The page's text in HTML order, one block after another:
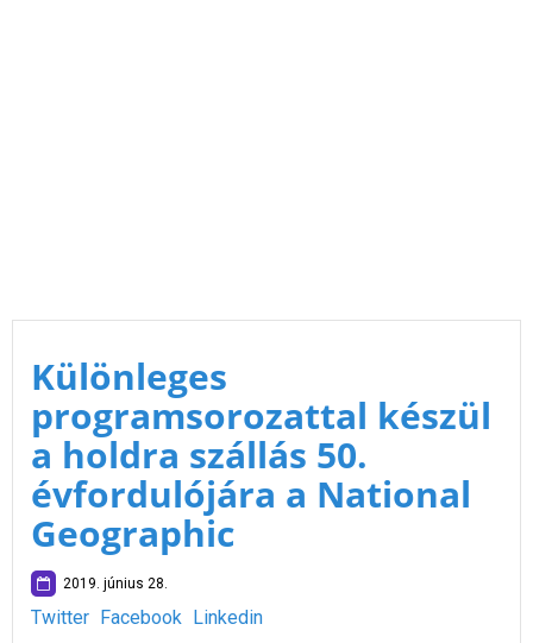
Különleges
programsorozattal készül
a holdra szállás 50.
évfordulójára a National
Geographic
2019. június 28.
Twitter Facebook Linkedin